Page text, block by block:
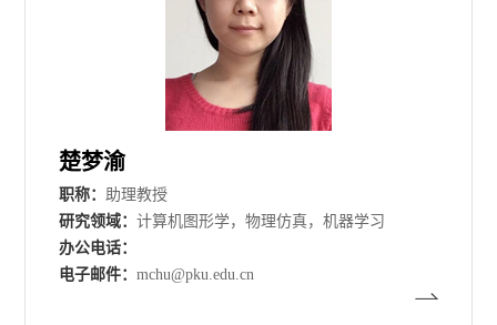
楚梦渝
职称：
助理教授
研究领域：计算机图形学，物理仿真，机器学习
办公电话：
电子邮件：mchu@pku.edu.cn